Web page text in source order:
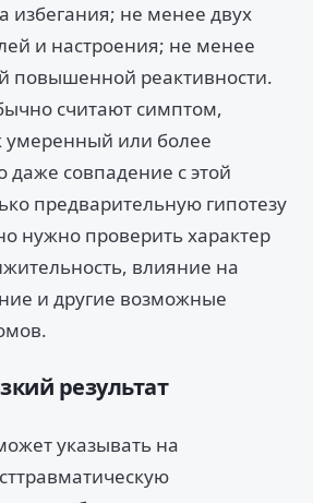
избегания; не менее двух
и настроения; не менее
повышенной реактивности.
считают симптом,
умеренный или более
совпадение с этой
предварительную гипотезу
нужно проверить характер
влияние на
и другие возможные
результат
указывать на